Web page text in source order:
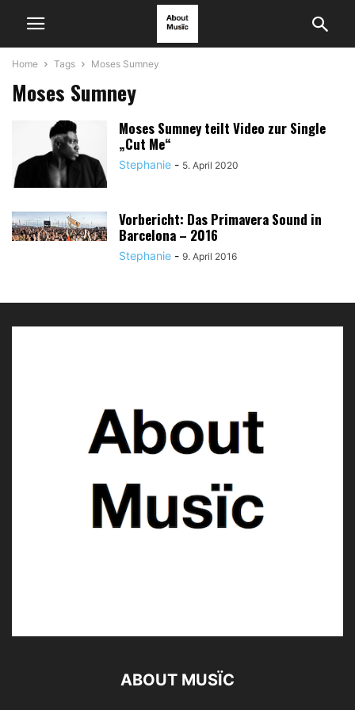
Home Tags Moses Sumney
Moses Sumney
Moses Sumney teilt Video zur Single
„Cut Me“
Stephanie - 5. April 2020
Vorbericht: Das Primavera Sound in
Barcelona – 2016
Stephanie - 9. April 2016
ABOUT MUSÏC